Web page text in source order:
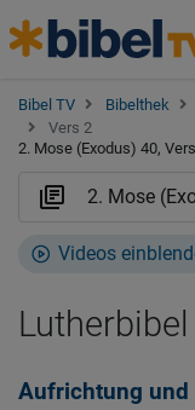
Bibel TV Bibelthek
Vers 2
2. Mose (Exodus) 40,
Videos
Aufrichtung und